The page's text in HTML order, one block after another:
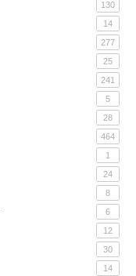
130
14
277
25
241
5
28
464
1
24
8
6
12
30
14